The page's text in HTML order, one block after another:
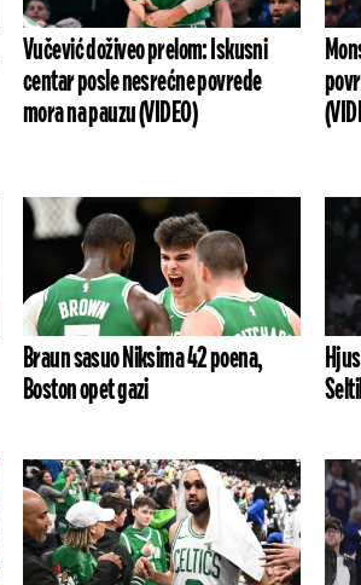
Vučević doživeo prelom: Iskusni
centar posle nesrećne povrede
mora na pauzu (VIDEO)
Braun sasuo Niksima 42 poena,
Boston opet gazi